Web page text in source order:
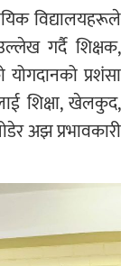
विद्यालयहरूले
गर्दै शिक्षक,
योगदानको प्रशंसा
शिक्षा, खेलकुद,
अझ प्रभावकारी